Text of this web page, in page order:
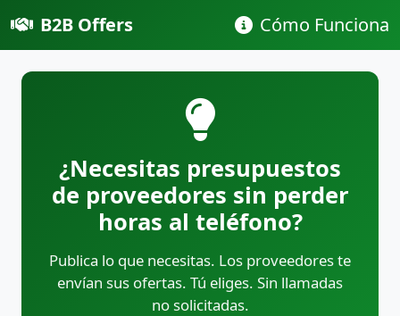
B2B Offers Cómo Funciona
¿Necesitas presupuestos
de proveedores sin perder
horas al teléfono?
Publica lo que necesitas. Los proveedores te
envían sus ofertas. Tú eliges. Sin llamadas
no solicitadas.